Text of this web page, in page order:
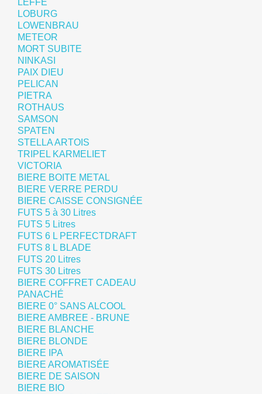
LEFFE
LOBURG
LOWENBRAU
METEOR
MORT SUBITE
NINKASI
PAIX DIEU
PELICAN
PIETRA
ROTHAUS
SAMSON
SPATEN
STELLA ARTOIS
TRIPEL KARMELIET
VICTORIA
BIERE BOITE METAL
BIERE VERRE PERDU
BIERE CAISSE CONSIGNÉE
FUTS 5 à 30 Litres
FUTS 5 Litres
FUTS 6 L PERFECTDRAFT
FUTS 8 L BLADE
FUTS 20 Litres
FUTS 30 Litres
BIERE COFFRET CADEAU
PANACHÉ
BIERE 0° SANS ALCOOL
BIERE AMBREE - BRUNE
BIERE BLANCHE
BIERE BLONDE
BIERE IPA
BIERE AROMATISÉE
BIERE DE SAISON
BIERE BIO